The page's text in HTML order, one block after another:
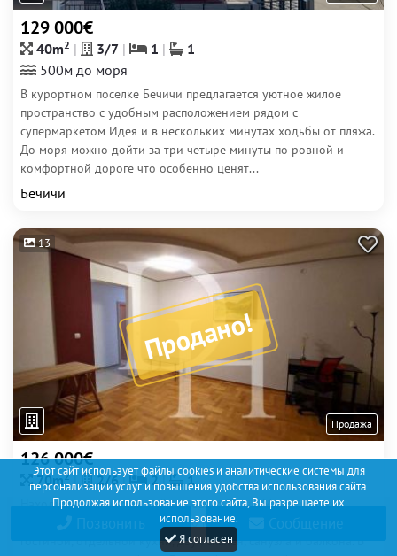
Этот сайт использует файлы cookies и аналитические системы для
персонализации услуг и повышения удобства использования сайта.
Продолжая использование этого сайта, Вы разрешаете их
использование.
Я согласен
129 000€
40m2 3/7 1
1
500м до моря
В курортном поселке Бечичи предлагается уютное жилое
пространство с удобным расположением рядом с
супермаркетом Идея и в нескольких минутах ходьбы от пляжа.
До моря можно дойти за три четыре минуты по ровной и
комфортной дороге что особенно ценят...
Бечичи
Продано!
13
Продажа
126 000€
70m2 2/6 2 1
Находится не на горе, район нового Техно Макса и микс
Маркета .Площадь квартиры 70 м2. Квартира состоит из
гостиной, отдельной кухни, двух спален, санузла и балкона. В
Позвонить Сообщение